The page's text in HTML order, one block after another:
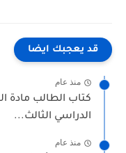
قد يعجبك ايضا
منذ عام
كتاب الطالب مادة
الدراسي الثالث...
منذ عام